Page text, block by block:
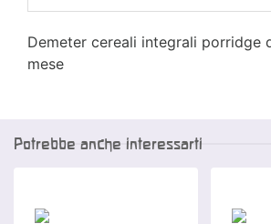
Demeter cereali integrali porridge
mese
Potrebbe anche interessarti